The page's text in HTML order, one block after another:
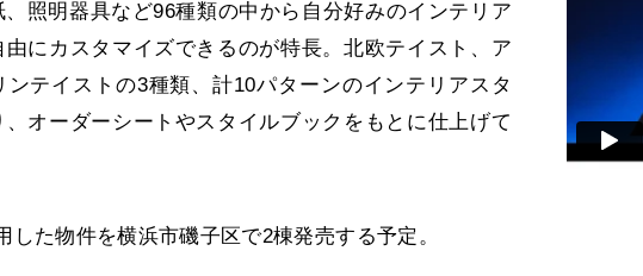
照明器具など96種類の中から自分好みのインテリア
にカスタマイズできるのが特長。北欧テイスト、ア
ンテイストの3種類、計10パターンのインテリアスタ
オーダーシートやスタイルブックをもとに仕上げて
た物件を横浜市磯子区で2棟発売する予定。